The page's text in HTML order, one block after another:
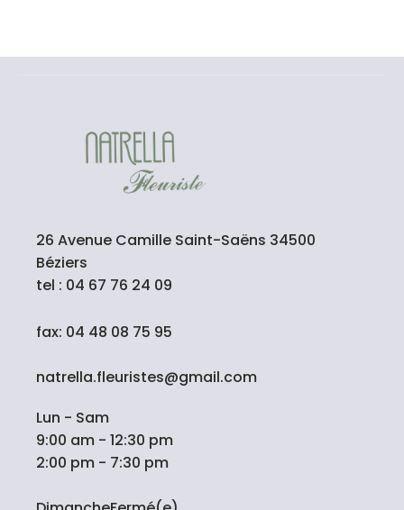
26 Avenue Camille Saint-Saëns 34500
Béziers
tel : 04 67 76 24 09
fax: 04 48 08 75 95
natrella.fleuristes@gmail.com
Lun - Sam
9:00 am - 12:30 pm
2:00 pm - 7:30 pm